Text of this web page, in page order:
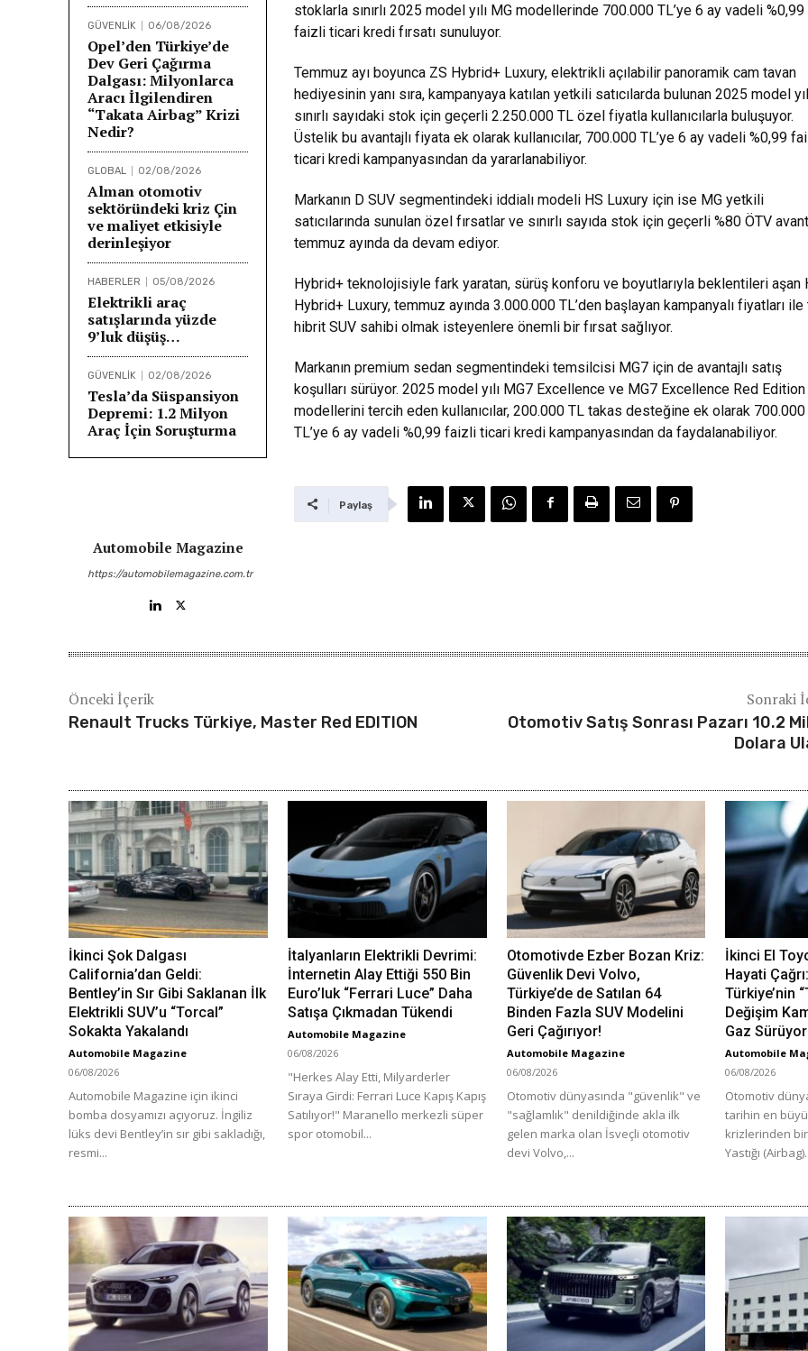
GÜVENLİK 06/08/2026
Opel’den Türkiye’de
Dev Geri Çağırma
Dalgası: Milyonlarca
Aracı İlgilendiren
“Takata Airbag” Krizi
Nedir?
GLOBAL 02/08/2026
Alman otomotiv
sektöründeki kriz Çin
ve maliyet etkisiyle
derinleşiyor
HABERLER 05/08/2026
Elektrikli araç
satışlarında yüzde
9’luk düşüş…
GÜVENLİK 02/08/2026
Tesla’da Süspansiyon
Depremi: 1.2 Milyon
Araç İçin Soruşturma
Automobile Magazine
https://automobilemagazine.com.tr
stoklarla sınırlı 2025 model yılı MG modellerinde 700.000 TL’ye 6 ay vadeli %0,99
faizli ticari kredi fırsatı sunuluyor.
Temmuz ayı boyunca ZS Hybrid+ Luxury, elektrikli açılabilir panoramik cam tavan
hediyesinin yanı sıra, kampanyaya katılan yetkili satıcılarda bulunan 2025 model
sınırlı sayıdaki stok için geçerli 2.250.000 TL özel fiyatla kullanıcılarla buluşuyor.
Üstelik bu avantajlı fiyata ek olarak kullanıcılar, 700.000 TL’ye 6 ay vadeli %0,99
ticari kredi kampanyasından da yararlanabiliyor.
Markanın D SUV segmentindeki iddialı modeli HS Luxury için ise MG yetkili
satıcılarında sunulan özel fırsatlar ve sınırlı sayıda stok için geçerli %80 ÖTV
temmuz ayında da devam ediyor.
Hybrid+ teknolojisiyle fark yaratan, sürüş konforu ve boyutlarıyla beklentileri aşan
Hybrid+ Luxury, temmuz ayında 3.000.000 TL’den başlayan kampanyalı fiyatları ile
hibrit SUV sahibi olmak isteyenlere önemli bir fırsat sağlıyor.
Markanın premium sedan segmentindeki temsilcisi MG7 için de avantajlı satış
koşulları sürüyor. 2025 model yılı MG7 Excellence ve MG7 Excellence Red Edition
modellerini tercih eden kullanıcılar, 200.000 TL takas desteğine ek olarak 700.000
TL’ye 6 ay vadeli %0,99 faizli ticari kredi kampanyasından da faydalanabiliyor.
Paylaş
Önceki İçerik
Renault Trucks Türkiye, Master Red EDITION
Sonraki
Otomotiv Satış Sonrası Pazarı 10.2
Dolara
İkinci Şok Dalgası
California’dan Geldi:
Bentley’in Sır Gibi Saklanan İlk
Elektrikli SUV’u “Torcal”
Sokakta Yakalandı
Automobile Magazine
06/08/2026
Automobile Magazine için ikinci
bomba dosyamızı açıyoruz. İngiliz
lüks devi Bentley’in sır gibi sakladığı,
resmi...
İtalyanların Elektrikli Devrimi:
İnternetin Alay Ettiği 550 Bin
Euro’luk “Ferrari Luce” Daha
Satışa Çıkmadan Tükendi
Automobile Magazine
06/08/2026
"Herkes Alay Etti, Milyarderler
Sıraya Girdi: Ferrari Luce Kapış Kapış
Satılıyor!" Maranello merkezli süper
spor otomobil...
Otomotivde Ezber Bozan Kriz:
Güvenlik Devi Volvo,
Türkiye’de de Satılan 64
Binden Fazla SUV Modelini
Geri Çağırıyor!
Automobile Magazine
06/08/2026
Otomotiv dünyasında "güvenlik" ve
"sağlamlık" denildiğinde akla ilk
gelen marka olan İsveçli otomotiv
devi Volvo,...
İkinci El
Hayati
Türkiye’nin
Değişim
Gaz
Automobile
06/08/2026
Otomotiv
tarihin en
krizlerinden
Yastığı